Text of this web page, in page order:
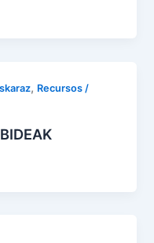
, Recursos /